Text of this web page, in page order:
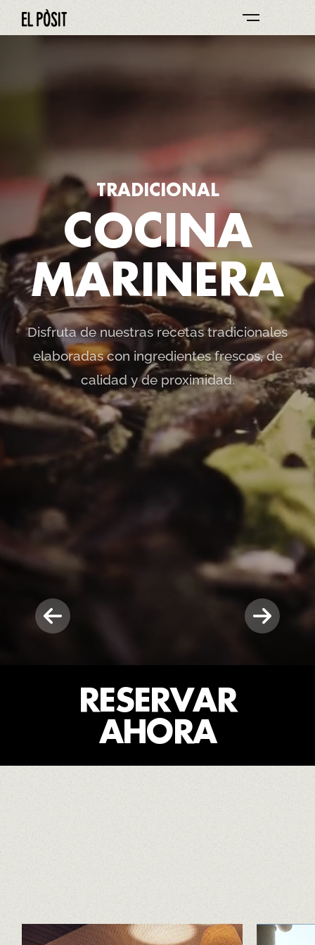
TRADICIONAL
COCINA
MARINERA
Disfruta de nuestras recetas tradicionales
elaboradas con ingredientes frescos, de
calidad y de proximidad.
RESERVAR
AHORA
Sin gluten en un 90%
RESTAURANTES
GRUPO EL PÒSIT.